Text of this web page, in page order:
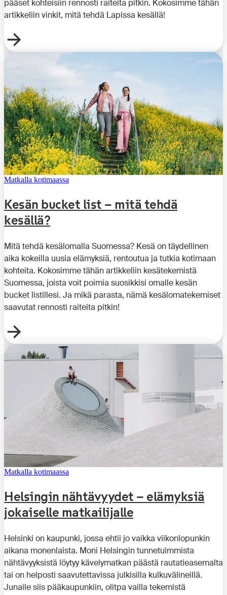
pääset kohteisiin rennosti raiteita pitkin. Kokosimme tähän
artikkeliin vinkit, mitä tehdä Lapissa kesällä!
Matkalla kotimaassa
Kesän bucket list – mitä tehdä
kesällä?
Mitä tehdä kesälomalla Suomessa? Kesä on täydellinen
aika kokeilla uusia elämyksiä, rentoutua ja tutkia kotimaan
kohteita. Kokosimme tähän artikkeliin kesätekemistä
Suomessa, joista voit poimia suosikkisi omalle kesän
bucket listillesi. Ja mikä parasta, nämä kesälomatekemiset
saavutat rennosti raiteita pitkin!
Matkalla kotimaassa
Helsingin nähtävyydet – elämyksiä
jokaiselle matkailijalle
Helsinki on kaupunki, jossa ehtii jo vaikka viikonlopunkin
aikana monenlaista. Moni Helsingin tunnetuimmista
nähtävyyksistä löytyy kävelymatkan päästä rautatieasemalta
tai on helposti saavutettavissa julkisilla kulkuvälineillä.
Junaile siis pääkaupunkiin, olitpa vailla tekemistä